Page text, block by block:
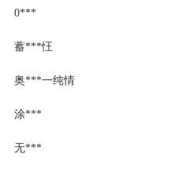
0***
蓄***忹
奥***一纯情
涂***
无***